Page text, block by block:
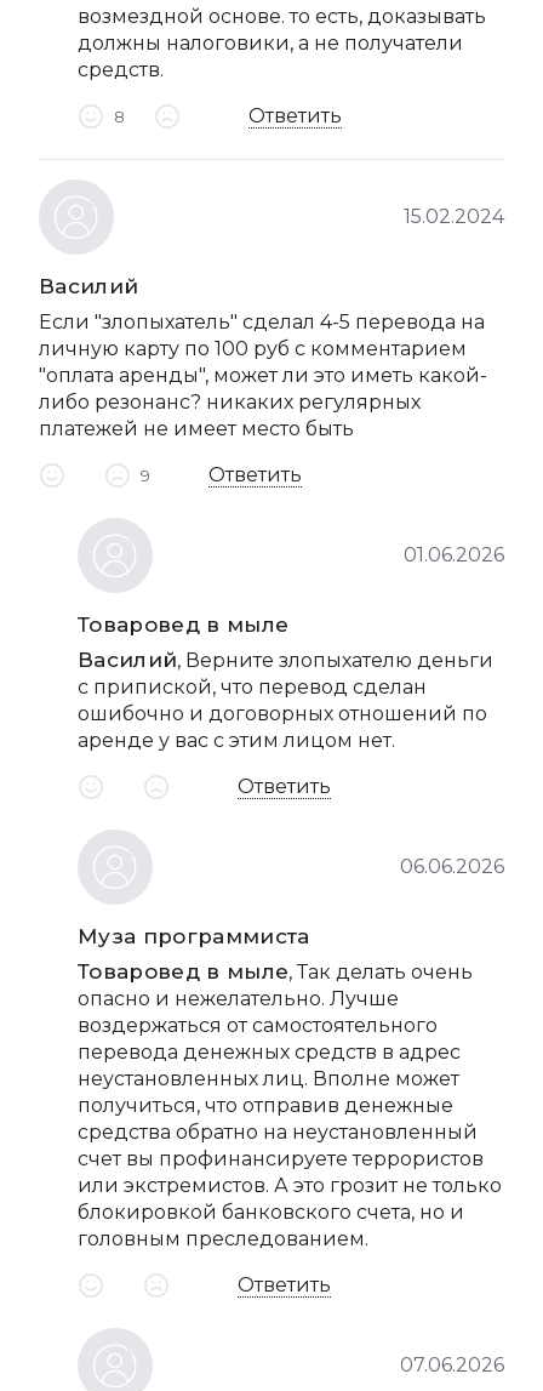
возмездной основе. то есть, доказывать
должны налоговики, а не получатели
средств.
8 Ответить
Василий
15.02.2024
Если "злопыхатель" сделал 4-5 перевода на
личную карту по 100 руб с комментарием
"оплата аренды", может ли это иметь какой-
либо резонанс? никаких регулярных
платежей не имеет место быть
9 Ответить
Товаровед в мыле
01.06.2026
Василий, Верните злопыхателю деньги
с припиской, что перевод сделан
ошибочно и договорных отношений по
аренде у вас с этим лицом нет.
Ответить
Муза программиста
06.06.2026
Товаровед в мыле, Так делать очень
опасно и нежелательно. Лучше
воздержаться от самостоятельного
перевода денежных средств в адрес
неустановленных лиц. Вполне может
получиться, что отправив денежные
средства обратно на неустановленный
счет вы профинансируете террористов
или экстремистов. А это грозит не только
блокировкой банковского счета, но и
головным преследованием.
Ответить
07.06.2026